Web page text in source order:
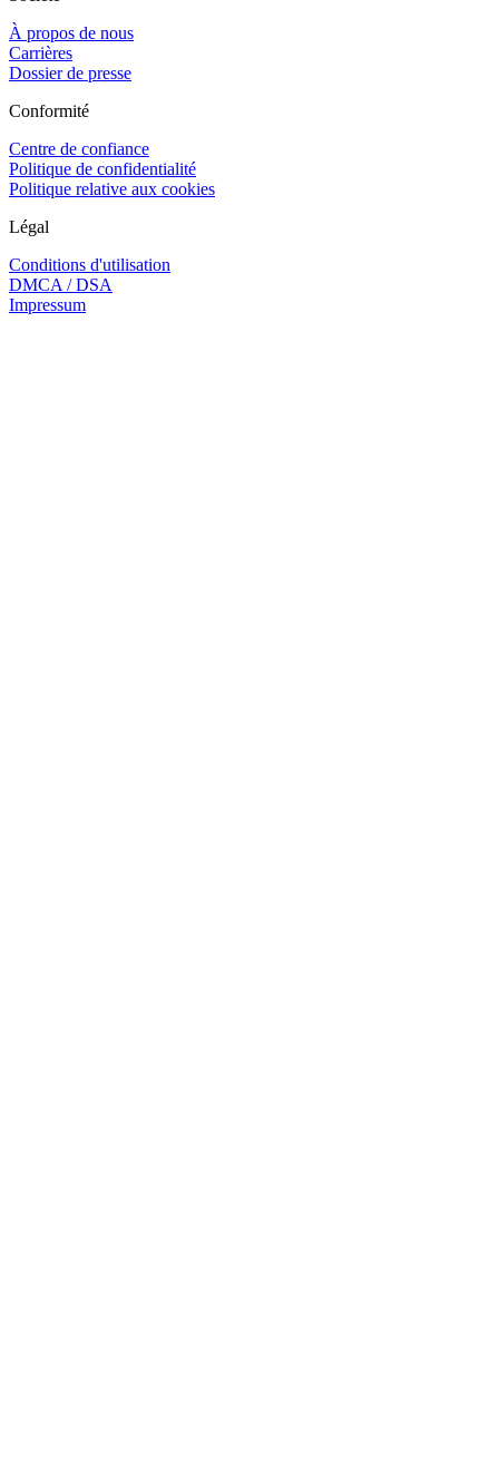
À propos de nous
Carrières
Dossier de presse
Conformité
Centre de confiance
Politique de confidentialité
Politique relative aux cookies
Légal
Conditions d'utilisation
DMCA / DSA
Impressum